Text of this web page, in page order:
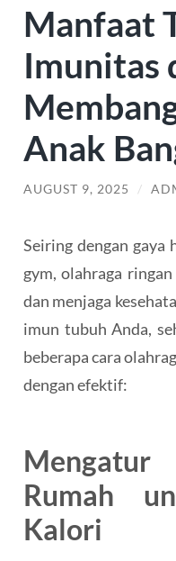
Manfaat
Imunitas
Anak
AUGUST 9, 2025 /
Seiring dengan gaya
gym, olahraga
dan menjaga
imun tubuh Anda,
beberapa cara
dengan efektif:
Rumah
Kalori